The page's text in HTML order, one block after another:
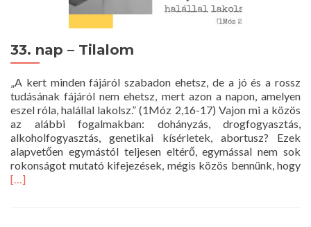
33. nap – Tilalom
„A kert minden fájáról szabadon ehetsz, de a jó és a rossz
tudásának fájáról nem ehetsz, mert azon a napon, amelyen
eszel róla, halállal lakolsz.” (1Móz 2,16-17) Vajon mi a közös
az alábbi fogalmakban: dohányzás, drogfogyasztás,
alkoholfogyasztás, genetikai kísérletek, abortusz? Ezek
alapvetően egymástól teljesen eltérő, egymással nem sok
rokonságot mutató kifejezések, mégis közös bennünk, hogy
[…]